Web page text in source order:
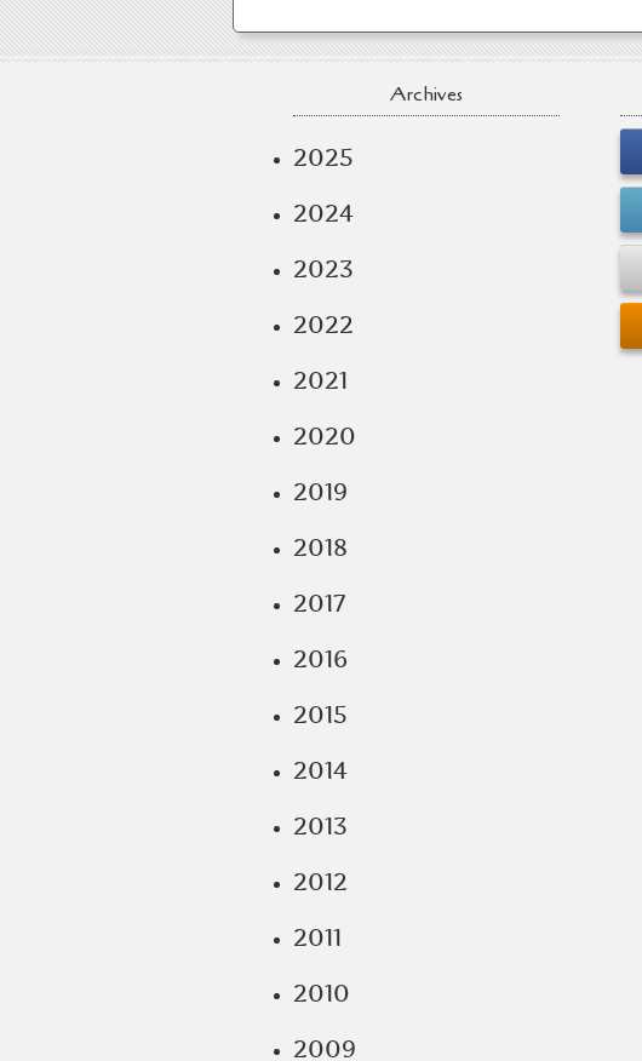
Archives
2025
2024
2023
2022
2021
2020
2019
2018
2017
2016
2015
2014
2013
2012
2011
2010
2009